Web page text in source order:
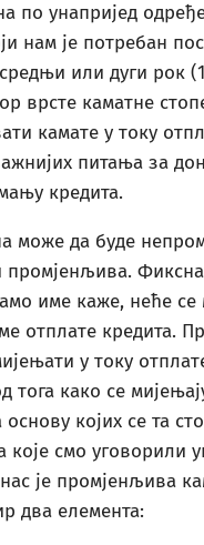
по унапријед
нам је потребан
или дуги рок
врсте каматне
камате у току
питања за
кредита.
може да буде
име каже, неће се
отплате кредита.
у току
тога како се
којих се та
које смо уговорили
је промјенљива
два елемента: